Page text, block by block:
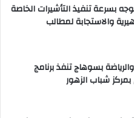
بسرعة تنفيذ التأشيرات الخاصة
والاستجابة لمطالب
بسوهاج تنفذ برنامج
شباب الزهور